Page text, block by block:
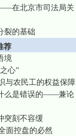
在北京市司法局关
裂的基础
荐
境
心”
与农民工的权益保障
么是错误的——兼论
突刻不容缓
面控盘的必然